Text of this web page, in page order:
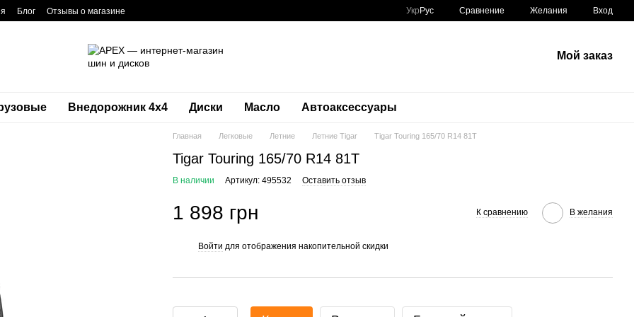
Блог Отзывы о магазине Укр Рус Сравнение Желания Вход
Мой заказ
Внедорожник 4х4 Диски Масло Автоаксессуары
Главная Легковые Летние Летние Tigar Tigar Touring 165/70 R14 81T
Tigar Touring 165/70 R14 81T
В наличии Артикул: 495532 Оставить отзыв
1 898 грн К сравнению В желания
Войти для отображения накопительной скидки